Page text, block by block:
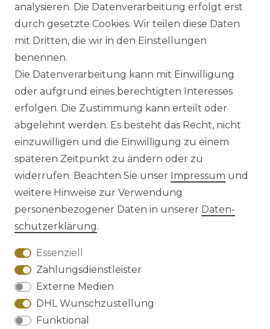
ab 54,95 € *
Impressum Daten­schutz­erklärung
AGB Barrierefreiheitserklärung
Widerrufs­recht
analysieren. Die Datenverarbeitung erfolgt erst
durch gesetzte Cookies. Wir teilen diese Daten
mit Dritten, die wir in den Einstellungen
benennen.
Die Datenverarbeitung kann mit Einwilligung
oder aufgrund eines berechtigten Interesses
erfolgen. Die Zustimmung kann erteilt oder
abgelehnt werden. Es besteht das Recht, nicht
einzuwilligen und die Einwilligung zu einem
späteren Zeitpunkt zu ändern oder zu
widerrufen. Beachten Sie unser Impressum und
weitere Hinweise zur Verwendung
personenbezogener Daten in unserer Daten­
schutz­erklärung.
Essenziell
Zahlungsdienstleister
Externe Medien
DHL Wunschzustellung
Funktional